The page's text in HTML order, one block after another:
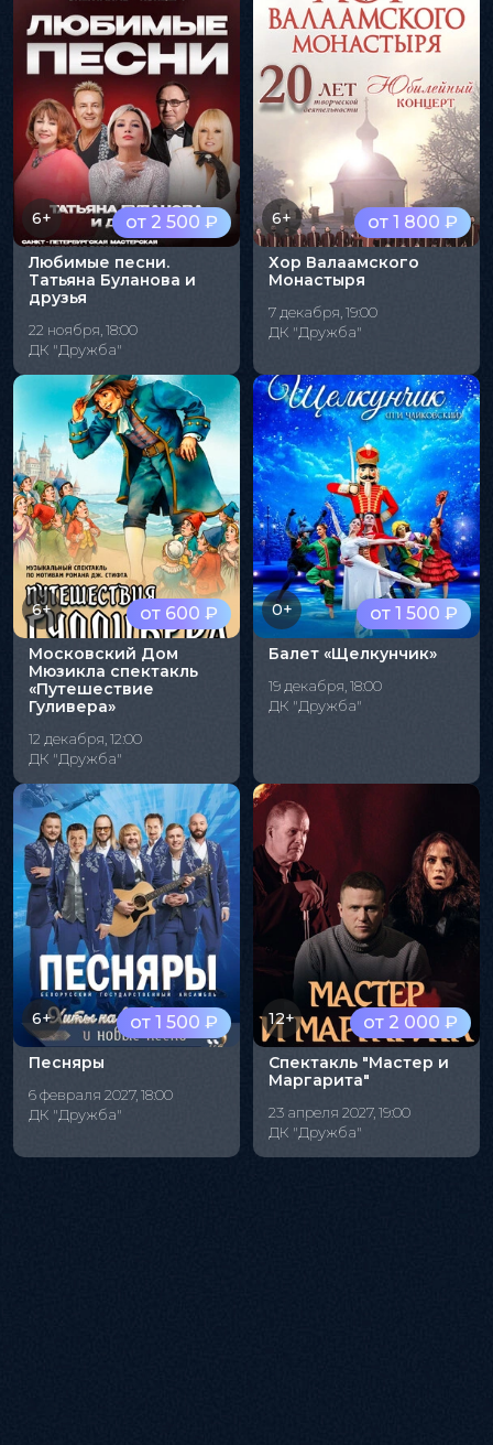
от 2 500 ₽
6+
Любимые песни.
Татьяна Буланова и
друзья
22 ноября, 18:00
ДК "Дружба"
от 1 800 ₽
6+
Хор Валаамского
Монастыря
7 декабря, 19:00
ДК "Дружба"
от 600 ₽
6+
Московский Дом
Мюзикла спектакль
«Путешествие
Гуливера»
12 декабря, 12:00
ДК "Дружба"
от 1 500 ₽
0+
Балет «Щелкунчик»
19 декабря, 18:00
ДК "Дружба"
от 1 500 ₽
6+
Песняры
6 февраля 2027, 18:00
ДК "Дружба"
от 2 000 ₽
12+
Спектакль "Мастер и
Маргарита"
23 апреля 2027, 19:00
ДК "Дружба"